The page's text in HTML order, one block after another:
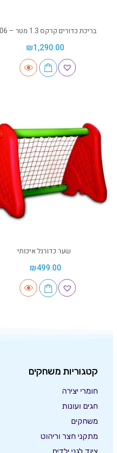
בריכת כדורים קרקס 1.3 מטר – 2206
₪1,290.00
שער כדורגל איכותי
₪499.00
קטגוריות משחקים
חומרי יצירה
חגים ועונות
משחקים
מתקני חצר וריהוט